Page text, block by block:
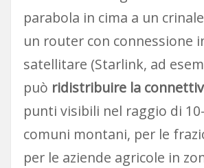
parabola in cima a un
un router con connessione
satellitare (Starlink, ad
può ridistribuire la
punti visibili nel raggio di
comuni montani, per le
per le aziende agricole in